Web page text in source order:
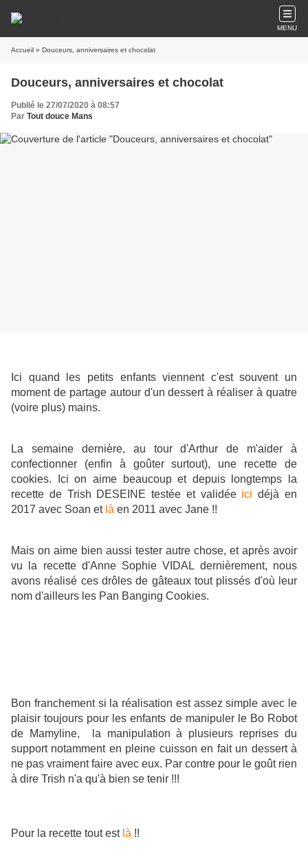
MENU
Accueil » Douceurs, anniversaires et chocolat
Douceurs, anniversaires et chocolat
Publié le 27/07/2020 à 08:57
Par Tout douce Mans
Ici quand les petits enfants viennent c'est souvent un
moment de partage autour d'un dessert à réaliser à quatre
(voire plus) mains.
La semaine dernière, au tour d'Arthur de m'aider à
confectionner (enfin à goûter surtout), une recette de
cookies. Ici on aime beaucoup et depuis longtemps la
recette de Trish DESEINE testée et validée ici déjà en
2017 avec Soan et là en 2011 avec Jane !!
Mais on aime bien aussi tester autre chose, et après avoir
vu la recette d'Anne Sophie VIDAL dernièrement, nous
avons réalisé ces drôles de gâteaux tout plissés d'où leur
nom d'ailleurs les Pan Banging Cookies.
Bon franchement si la réalisation est assez simple avec le
plaisir toujours pour les enfants de manipuler le Bo Robot
de Mamyline, la manipulation à plusieurs reprises du
support notamment en pleine cuisson en fait un dessert à
ne pas vraiment faire avec eux. Par contre pour le goût rien
à dire Trish n'a qu'à bien se tenir !!!
Pour la recette tout est là !!